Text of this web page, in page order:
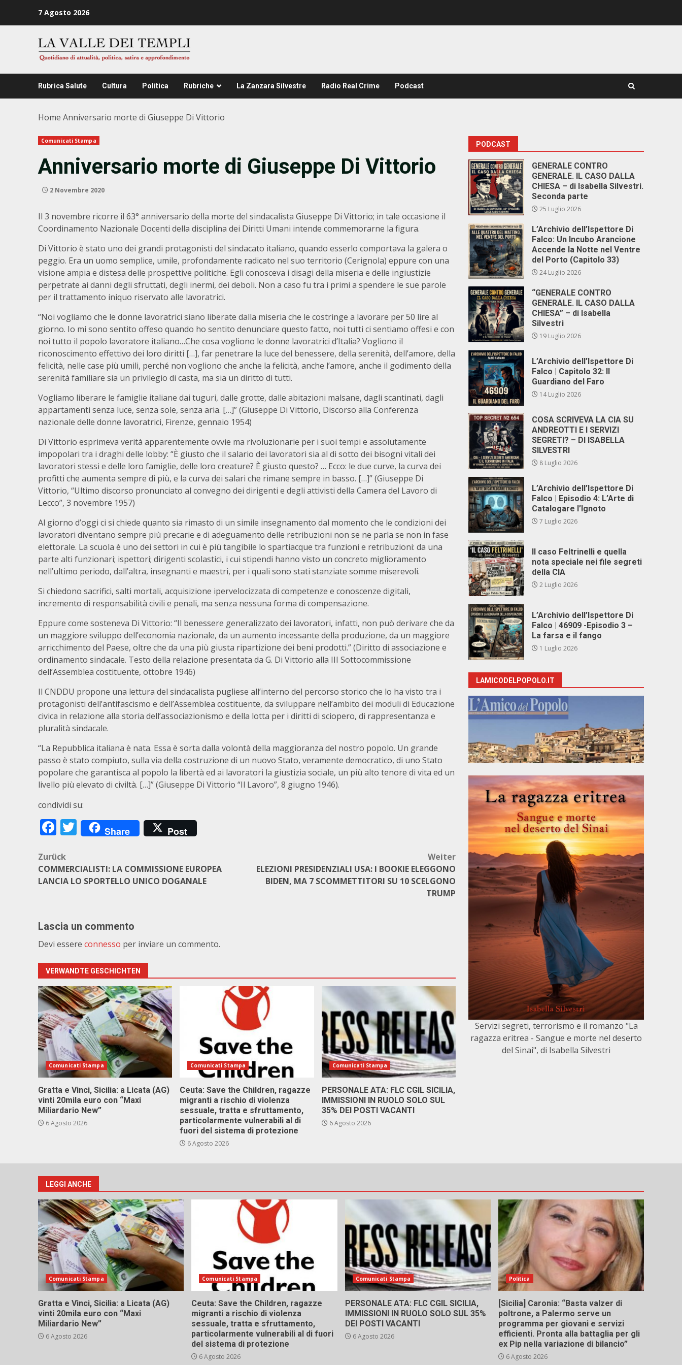
7 Agosto 2026
Rubrica Salute Cultura Politica Rubriche La Zanzara Silvestre Radio Real Crime Podcast
Home Anniversario morte di Giuseppe Di Vittorio
Comunicati Stampa
Anniversario morte di Giuseppe Di Vittorio
2 Novembre 2020
Il 3 novembre ricorre il 63° anniversario della morte del sindacalista Giuseppe Di Vittorio; in tale occasione il
Coordinamento Nazionale Docenti della disciplina dei Diritti Umani intende commemorarne la figura.
Di Vittorio è stato uno dei grandi protagonisti del sindacato italiano, quando esserlo comportava la galera o
peggio. Era un uomo semplice, umile, profondamente radicato nel suo territorio (Cerignola) eppure con una
visione ampia e distesa delle prospettive politiche. Egli conosceva i disagi della miseria e delle ingiustizie
perpetrate ai danni degli sfruttati, degli inermi, dei deboli. Non a caso fu tra i primi a spendere le sue parole
per il trattamento iniquo riservato alle lavoratrici.
“Noi vogliamo che le donne lavoratrici siano liberate dalla miseria che le costringe a lavorare per 50 lire al
giorno. Io mi sono sentito offeso quando ho sentito denunciare questo fatto, noi tutti ci sentiamo offesi e con
noi tutto il popolo lavoratore italiano…Che cosa vogliono le donne lavoratrici d’Italia? Vogliono il
riconoscimento effettivo dei loro diritti […], far penetrare la luce del benessere, della serenità, dell’amore, della
felicità, nelle case più umili, perché non vogliono che anche la felicità, anche l’amore, anche il godimento della
serenità familiare sia un privilegio di casta, ma sia un diritto di tutti.
Vogliamo liberare le famiglie italiane dai tuguri, dalle grotte, dalle abitazioni malsane, dagli scantinati, dagli
appartamenti senza luce, senza sole, senza aria. […]” (Giuseppe Di Vittorio, Discorso alla Conferenza
nazionale delle donne lavoratrici, Firenze, gennaio 1954)
Di Vittorio esprimeva verità apparentemente ovvie ma rivoluzionarie per i suoi tempi e assolutamente
impopolari tra i draghi delle lobby: “È giusto che il salario dei lavoratori sia al di sotto dei bisogni vitali dei
lavoratori stessi e delle loro famiglie, delle loro creature? È giusto questo? … Ecco: le due curve, la curva dei
profitti che aumenta sempre di più, e la curva dei salari che rimane sempre in basso. […]” (Giuseppe Di
Vittorio, “Ultimo discorso pronunciato al convegno dei dirigenti e degli attivisti della Camera del Lavoro di
Lecco”, 3 novembre 1957)
Al giorno d’oggi ci si chiede quanto sia rimasto di un simile insegnamento dal momento che le condizioni dei
lavoratori diventano sempre più precarie e di adeguamento delle retribuzioni non se ne parla se non in fase
elettorale. La scuola è uno dei settori in cui è più tangibile lo spartiacque tra funzioni e retribuzioni: da una
parte alti funzionari; ispettori; dirigenti scolastici, i cui stipendi hanno visto un concreto miglioramento
nell’ultimo periodo, dall’altra, insegnanti e maestri, per i quali sono stati stanziate somme miserevoli.
Si chiedono sacrifici, salti mortali, acquisizione ipervelocizzata di competenze e conoscenze digitali,
incremento di responsabilità civili e penali, ma senza nessuna forma di compensazione.
Eppure come sosteneva Di Vittorio: “Il benessere generalizzato dei lavoratori, infatti, non può derivare che da
un maggiore sviluppo dell’economia nazionale, da un aumento incessante della produzione, da un maggiore
arricchimento del Paese, oltre che da una più giusta ripartizione dei beni prodotti.” (Diritto di associazione e
ordinamento sindacale. Testo della relazione presentata da G. Di Vittorio alla III Sottocommissione
dell’Assemblea costituente, ottobre 1946)
Il CNDDU propone una lettura del sindacalista pugliese all’interno del percorso storico che lo ha visto tra i
protagonisti dell’antifascismo e dell’Assemblea costituente, da sviluppare nell’ambito dei moduli di Educazione
civica in relazione alla storia dell’associazionismo e della lotta per i diritti di sciopero, di rappresentanza e
pluralità sindacale.
“La Repubblica italiana è nata. Essa è sorta dalla volontà della maggioranza del nostro popolo. Un grande
passo è stato compiuto, sulla via della costruzione di un nuovo Stato, veramente democratico, di uno Stato
popolare che garantisca al popolo la libertà ed ai lavoratori la giustizia sociale, un più alto tenore di vita ed un
livello più elevato di civiltà. […]” (Giuseppe Di Vittorio “Il Lavoro”, 8 giugno 1946).
condividi su:
Facebook
Twitter
Share Post
Beitragsnavigation
Zurück
COMMERCIALISTI: LA COMMISSIONE EUROPEA
LANCIA LO SPORTELLO UNICO DOGANALE
Weiter
ELEZIONI PRESIDENZIALI USA: I BOOKIE ELEGGONO
BIDEN, MA 7 SCOMMETTITORI SU 10 SCELGONO
TRUMP
Lascia un commento
Devi essere connesso per inviare un commento.
VERWANDTE GESCHICHTEN
Comunicati Stampa
Gratta e Vinci, Sicilia: a Licata (AG)
vinti 20mila euro con “Maxi
Miliardario New”
6 Agosto 2026
Comunicati Stampa
Ceuta: Save the Children, ragazze
migranti a rischio di violenza
sessuale, tratta e sfruttamento,
particolarmente vulnerabili al di
fuori del sistema di protezione
6 Agosto 2026
Comunicati Stampa
PERSONALE ATA: FLC CGIL SICILIA,
IMMISSIONI IN RUOLO SOLO SUL
35% DEI POSTI VACANTI
6 Agosto 2026
PODCAST
GENERALE CONTRO
GENERALE. IL CASO DALLA
CHIESA – di Isabella Silvestri.
Seconda parte
25 Luglio 2026
L’Archivio dell’Ispettore Di
Falco: Un Incubo Arancione
Accende la Notte nel Ventre
del Porto (Capitolo 33)
24 Luglio 2026
“GENERALE CONTRO
GENERALE. IL CASO DALLA
CHIESA” – di Isabella
Silvestri
19 Luglio 2026
L’Archivio dell’Ispettore Di
Falco | Capitolo 32: Il
Guardiano del Faro
14 Luglio 2026
COSA SCRIVEVA LA CIA SU
ANDREOTTI E I SERVIZI
SEGRETI? – DI ISABELLA
SILVESTRI
8 Luglio 2026
L’Archivio dell’Ispettore Di
Falco | Episodio 4: L’Arte di
Catalogare l’Ignoto
7 Luglio 2026
Il caso Feltrinelli e quella
nota speciale nei file segreti
della CIA
2 Luglio 2026
L’Archivio dell’Ispettore Di
Falco | 46909 -Episodio 3 –
La farsa e il fango
1 Luglio 2026
LAMICODELPOPOLO.IT
Servizi segreti, terrorismo e il romanzo "La
ragazza eritrea - Sangue e morte nel deserto
del Sinai", di Isabella Silvestri
LEGGI ANCHE
Comunicati Stampa
Gratta e Vinci, Sicilia: a Licata (AG)
vinti 20mila euro con “Maxi
Miliardario New”
6 Agosto 2026
Comunicati Stampa
Ceuta: Save the Children, ragazze
migranti a rischio di violenza
sessuale, tratta e sfruttamento,
particolarmente vulnerabili al di fuori
del sistema di protezione
6 Agosto 2026
Comunicati Stampa
PERSONALE ATA: FLC CGIL SICILIA,
IMMISSIONI IN RUOLO SOLO SUL 35%
DEI POSTI VACANTI
6 Agosto 2026
Politica
[Sicilia] Caronia: “Basta valzer di
poltrone, a Palermo serve un
programma per giovani e servizi
efficienti. Pronta alla battaglia per gli
ex Pip nella variazione di bilancio”
6 Agosto 2026